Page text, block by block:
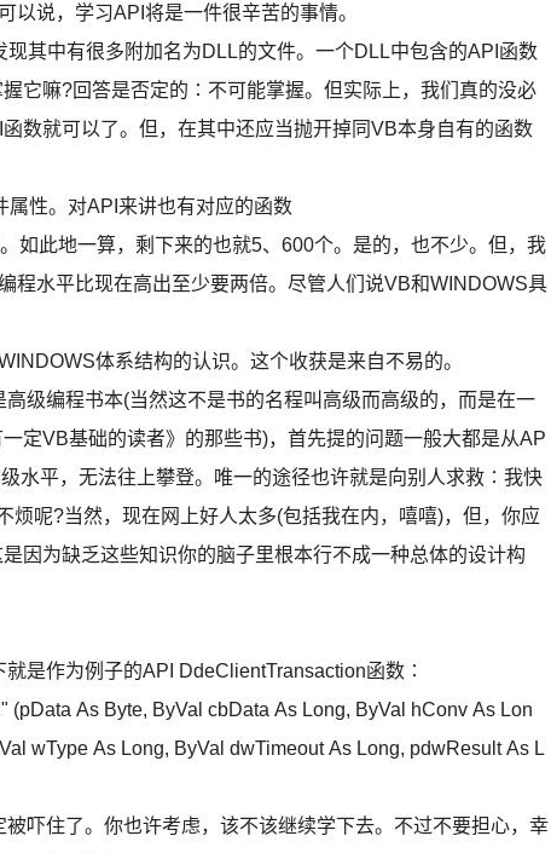
说，学习API将是一件很辛苦的事情。
其中有很多附加名为DLL的文件。一个DLL中包含的API函数
它嘛?回答是否定的∶不可能掌握。但实际上，我们真的没必
数就可以了。但，在其中还应当抛开掉同VB本身自有的函数
属性。对API来讲也有对应的函数
如此地一算，剩下来的也就5、600个。是的，也不少。但，我
程水平比现在高出至少要两倍。尽管人们说VB和WINDOWS具
体系结构的认识。这个收获是来自不易的。
级编程书本(当然这不是书的名程叫高级而高级的，而是在一
定VB基础的读者》的那些书)，首先提的问题一般大都是从AP
水平，无法往上攀登。唯一的途径也许就是向别人求救∶我快
呢?当然，现在网上好人太多(包括我在内，嘻嘻)，但，你应
因为缺乏这些知识你的脑子里根本行不成一种总体的设计构
是作为例子的API DdeClientTransaction函数∶
As Byte, ByVal cbData As Long, ByVal hConv As Lon
wType As Long, ByVal dwTimeout As Long, pdwResult As L
吓住了。你也许考虑，该不该继续学下去。不过不要担心，幸